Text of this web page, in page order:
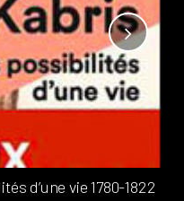
d’une vie 1780-1822